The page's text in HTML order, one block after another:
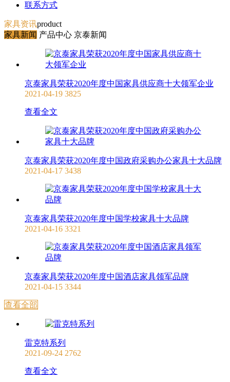
联系方式
家具资讯product
家具新闻 产品中心 京泰新闻
京泰家具荣获2020年度中国家具供应商十大领军企业
2021-04-19 3825
查看全文
京泰家具荣获2020年度中国政府采购办公家具十大品牌
2021-04-17 3438
京泰家具荣获2020年度中国学校家具十大品牌
2021-04-16 3321
京泰家具荣获2020年度中国酒店家具领军品牌
2021-04-15 3344
查看全部
雷克特系列
2021-09-24 2762
查看全文